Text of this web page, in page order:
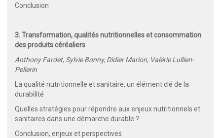
Conclusion
3. Transformation, qualités nutritionnelles et consommation
des produits céréaliers
Anthony Fardet, Sylvie Bonny, Didier Marion, Valérie Lullien-
Pellerin
La qualité nutritionnelle et sanitaire, un élément clé de la
durabilité
Quelles stratégies pour répondre aux enjeux nutritionnels et
sanitaires dans une démarche durable ?
Conclusion, enjeux et perspectives